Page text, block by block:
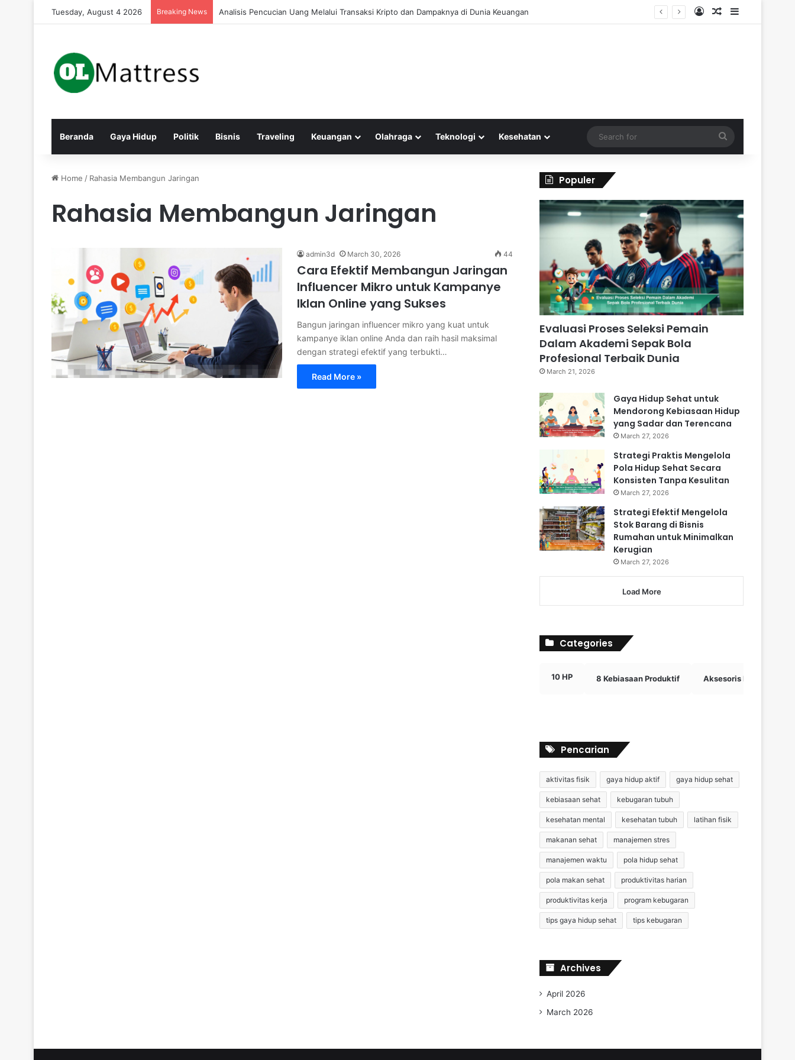
Tuesday, August 4 2026 Breaking News Analisis Pencucian Uang Melalui Transaksi Kripto dan Dampaknya di Dunia Keuangan Log InRandom Article
Sidebar
Beranda Gaya Hidup Politik Bisnis Traveling Keuangan Olahraga Teknologi Kesehatan
for
Home / Rahasia Membangun Jaringan
Rahasia Membangun Jaringan
admin3d March 30, 2026 44
Cara Efektif Membangun Jaringan
Influencer Mikro untuk Kampanye
Iklan Online yang Sukses
Bangun jaringan influencer mikro yang kuat untuk
kampanye iklan online Anda dan raih hasil maksimal
dengan strategi efektif yang terbukti…
Read More »
Populer
Evaluasi Proses Seleksi Pemain
Dalam Akademi Sepak Bola
Profesional Terbaik Dunia
March 21, 2026
Gaya Hidup Sehat untuk
Mendorong Kebiasaan Hidup
yang Sadar dan Terencana
March 27, 2026
Strategi Praktis Mengelola
Pola Hidup Sehat Secara
Konsisten Tanpa Kesulitan
March 27, 2026
Strategi Efektif Mengelola
Stok Barang di Bisnis
Rumahan untuk Minimalkan
Kerugian
March 27, 2026
Load More
Categories
10 HP 8 Kebiasaan Produktif Aksesoris Digital Efektif
Pencarian
aktivitas fisik gaya hidup aktif gaya hidup sehat
kebiasaan sehat kebugaran tubuh
kesehatan mental kesehatan tubuh latihan fisik
makanan sehat manajemen stres
manajemen waktu pola hidup sehat
pola makan sehat produktivitas harian
produktivitas kerja program kebugaran
tips gaya hidup sehat tips kebugaran
Archives
April 2026
March 2026